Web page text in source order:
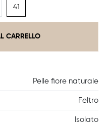
41
CARRELLO
Pelle fiore naturale
Feltro
Isolato